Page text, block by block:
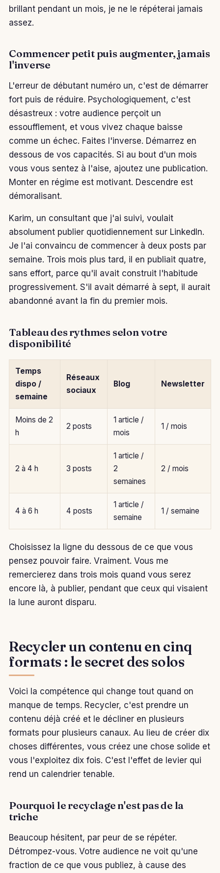
brillant pendant un mois, je ne le répéterai jamais
assez.
Commencer petit puis augmenter, jamais
l'inverse
L'erreur de débutant numéro un, c'est de démarrer
fort puis de réduire. Psychologiquement, c'est
désastreux : votre audience perçoit un
essoufflement, et vous vivez chaque baisse
comme un échec. Faites l'inverse. Démarrez en
dessous de vos capacités. Si au bout d'un mois
vous vous sentez à l'aise, ajoutez une publication.
Monter en régime est motivant. Descendre est
démoralisant.
Karim, un consultant que j'ai suivi, voulait
absolument publier quotidiennement sur LinkedIn.
Je l'ai convaincu de commencer à deux posts par
semaine. Trois mois plus tard, il en publiait quatre,
sans effort, parce qu'il avait construit l'habitude
progressivement. S'il avait démarré à sept, il aurait
abandonné avant la fin du premier mois.
Tableau des rythmes selon votre
disponibilité
Temps
dispo /
semaine
Réseaux
sociaux
Blog Newsletter
Moins de 2
h
2 posts
1 article /
mois
1 / mois
2 à 4 h 3 posts
1 article /
2
semaines
2 / mois
4 à 6 h 4 posts
1 article /
semaine
1 / semaine
Choisissez la ligne du dessous de ce que vous
pensez pouvoir faire. Vraiment. Vous me
remercierez dans trois mois quand vous serez
encore là, à publier, pendant que ceux qui visaient
la lune auront disparu.
Recycler un contenu en cinq
formats : le secret des solos
Voici la compétence qui change tout quand on
manque de temps. Recycler, c'est prendre un
contenu déjà créé et le décliner en plusieurs
formats pour plusieurs canaux. Au lieu de créer dix
choses différentes, vous créez une chose solide et
vous l'exploitez dix fois. C'est l'effet de levier qui
rend un calendrier tenable.
Pourquoi le recyclage n'est pas de la
triche
Beaucoup hésitent, par peur de se répéter.
Détrompez-vous. Votre audience ne voit qu'une
fraction de ce que vous publiez, à cause des